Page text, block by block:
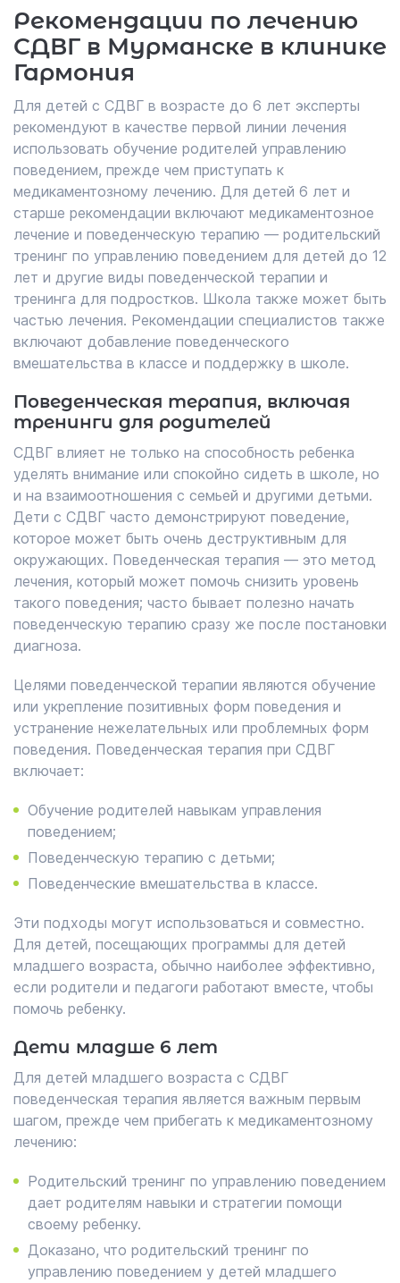
Рекомендации по лечению
СДВГ в Мурманске в клинике
Гармония
Для детей с СДВГ в возрасте до 6 лет эксперты
рекомендуют в качестве первой линии лечения
использовать обучение родителей управлению
поведением, прежде чем приступать к
медикаментозному лечению. Для детей 6 лет и
старше рекомендации включают медикаментозное
лечение и поведенческую терапию — родительский
тренинг по управлению поведением для детей до 12
лет и другие виды поведенческой терапии и
тренинга для подростков. Школа также может быть
частью лечения. Рекомендации специалистов также
включают добавление поведенческого
вмешательства в классе и поддержку в школе.
Поведенческая терапия, включая
тренинги для родителей
СДВГ влияет не только на способность ребенка
уделять внимание или спокойно сидеть в школе, но
и на взаимоотношения с семьей и другими детьми.
Дети с СДВГ часто демонстрируют поведение,
которое может быть очень деструктивным для
окружающих. Поведенческая терапия — это метод
лечения, который может помочь снизить уровень
такого поведения; часто бывает полезно начать
поведенческую терапию сразу же после постановки
диагноза.
Целями поведенческой терапии являются обучение
или укрепление позитивных форм поведения и
устранение нежелательных или проблемных форм
поведения. Поведенческая терапия при СДВГ
включает:
Обучение родителей навыкам управления
поведением;
Поведенческую терапию с детьми;
Поведенческие вмешательства в классе.
Эти подходы могут использоваться и совместно.
Для детей, посещающих программы для детей
младшего возраста, обычно наиболее эффективно,
если родители и педагоги работают вместе, чтобы
помочь ребенку.
Дети младше 6 лет
Для детей младшего возраста с СДВГ
поведенческая терапия является важным первым
шагом, прежде чем прибегать к медикаментозному
лечению:
Родительский тренинг по управлению поведением
дает родителям навыки и стратегии помощи
своему ребенку.
Доказано, что родительский тренинг по
управлению поведением у детей младшего